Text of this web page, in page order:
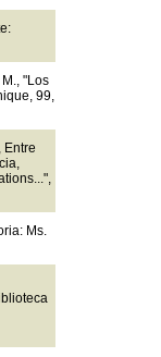
"Los
99,
Entre
Ms.